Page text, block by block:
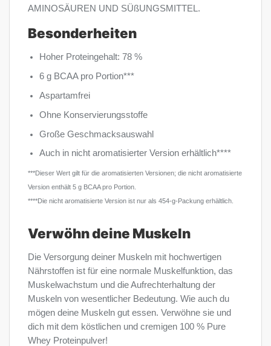
AMINOSÄUREN UND SÜßUNGSMITTEL.
Besonderheiten
Hoher Proteingehalt: 78 %
6 g BCAA pro Portion***
Aspartamfrei
Ohne Konservierungsstoffe
Große Geschmacksauswahl
Auch in nicht aromatisierter Version erhältlich****
***Dieser Wert gilt für die aromatisierten Versionen; die nicht aromatisierte
Version enthält 5 g BCAA pro Portion.
****Die nicht aromatisierte Version ist nur als 454-g-Packung erhältlich.
Verwöhn deine Muskeln
Die Versorgung deiner Muskeln mit hochwertigen
Nährstoffen ist für eine normale Muskelfunktion, das
Muskelwachstum und die Aufrechterhaltung der
Muskeln von wesentlicher Bedeutung. Wie auch du
mögen deine Muskeln gut essen. Verwöhne sie und
dich mit dem köstlichen und cremigen 100 % Pure
Whey Proteinpulver!